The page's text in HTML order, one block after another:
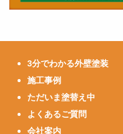
3分でわかる外壁塗装
施工事例
ただいま塗替え中
よくあるご質問
会社案内